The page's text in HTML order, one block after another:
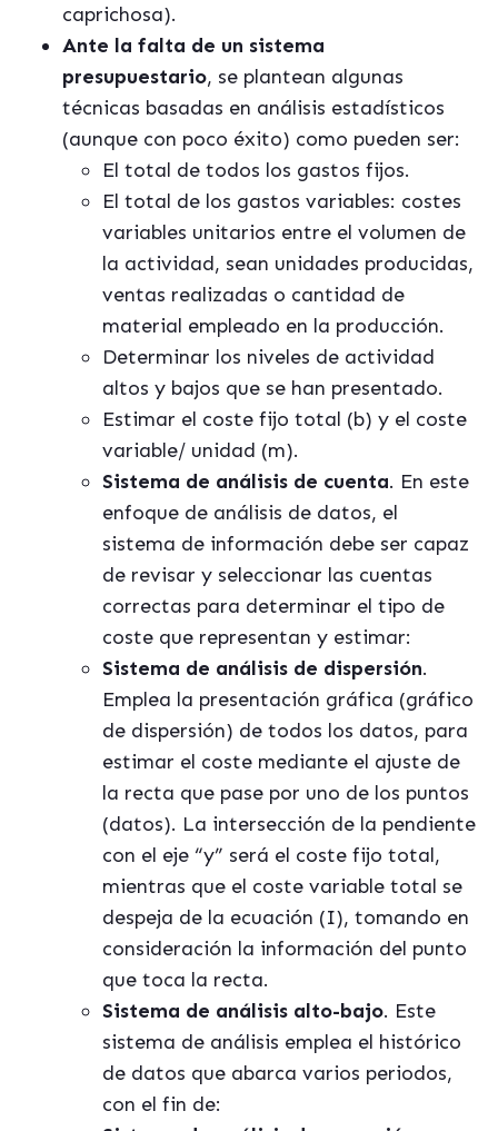
caprichosa).
Ante la falta de un sistema
presupuestario, se plantean algunas
técnicas basadas en análisis estadísticos
(aunque con poco éxito) como pueden ser:
El total de todos los gastos fijos.
El total de los gastos variables: costes
variables unitarios entre el volumen de
la actividad, sean unidades producidas,
ventas realizadas o cantidad de
material empleado en la producción.
Determinar los niveles de actividad
altos y bajos que se han presentado.
Estimar el coste fijo total (b) y el coste
variable/ unidad (m).
Sistema de análisis de cuenta. En este
enfoque de análisis de datos, el
sistema de información debe ser capaz
de revisar y seleccionar las cuentas
correctas para determinar el tipo de
coste que representan y estimar:
Sistema de análisis de dispersión.
Emplea la presentación gráfica (gráfico
de dispersión) de todos los datos, para
estimar el coste mediante el ajuste de
la recta que pase por uno de los puntos
(datos). La intersección de la pendiente
con el eje “y” será el coste fijo total,
mientras que el coste variable total se
despeja de la ecuación (I), tomando en
consideración la información del punto
que toca la recta.
Sistema de análisis alto-bajo. Este
sistema de análisis emplea el histórico
de datos que abarca varios periodos,
con el fin de: